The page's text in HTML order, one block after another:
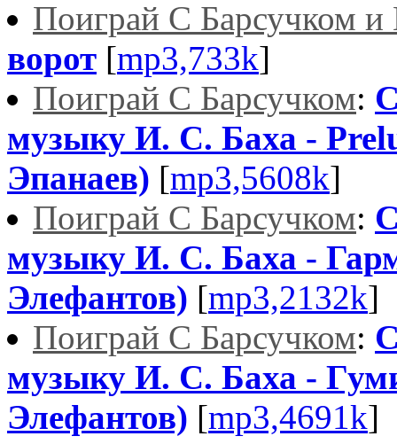
Поиграй С Барсучком
ворот [mp3,733k]
Поиграй С Барсучком:
музыку И. С. Баха -
Эпанаев) [mp3,5608k]
Поиграй С Барсучком:
музыку И. С. Баха -
Элефантов) [mp3,2132k]
Поиграй С Барсучком:
музыку И. С. Баха -
Элефантов) [mp3,4691k]